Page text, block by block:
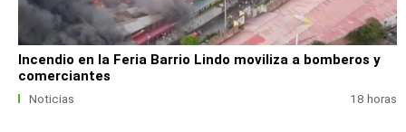
Incendio en la Feria Barrio Lindo moviliza a bomberos y
comerciantes
Noticias 18 horas